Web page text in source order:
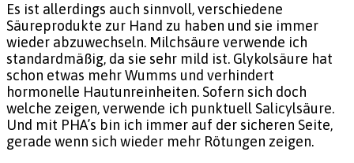
Es ist allerdings auch sinnvoll, verschiedene
Säureprodukte zur Hand zu haben und sie immer
wieder abzuwechseln. Milchsäure verwende ich
standardmäßig, da sie sehr mild ist. Glykolsäure hat
schon etwas mehr Wumms und verhindert
hormonelle Hautunreinheiten. Sofern sich doch
welche zeigen, verwende ich punktuell Salicylsäure.
Und mit PHA’s bin ich immer auf der sicheren Seite,
gerade wenn sich wieder mehr Rötungen zeigen.